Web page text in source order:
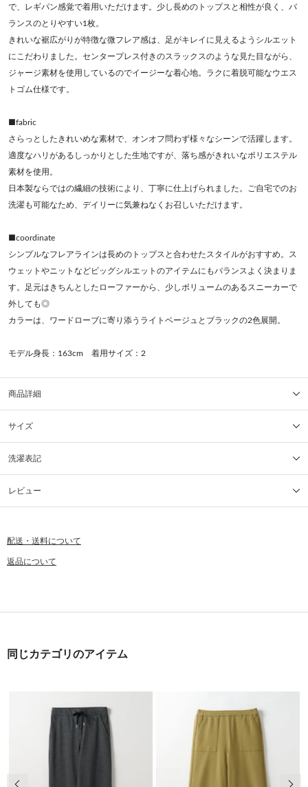
で、レギパン感覚で着用いただけます。少し長めのトップスと相性が良く、バ
ランスのとりやすい1枚。
きれいな裾広がりが特徴な微フレア感は、足がキレイに見えるようシルエット
にこだわりました。センタープレス付きのスラックスのような見た目ながら、
ジャージ素材を使用しているのでイージーな着心地。ラクに着脱可能なウエス
トゴム仕様です。
■fabric
さらっとしたきれいめな素材で、オンオフ問わず様々なシーンで活躍します。
適度なハリがあるしっかりとした生地ですが、落ち感がきれいなポリエステル
素材を使用。
日本製ならではの繊細の技術により、丁寧に仕上げられました。ご自宅でのお
洗濯も可能なため、デイリーに気兼ねなくお召しいただけます。
■coordinate
シンプルなフレアラインは長めのトップスと合わせたスタイルがおすすめ。ス
ウェットやニットなどビッグシルエットのアイテムにもバランスよく決まりま
す。足元はきちんとしたローファーから、少しボリュームのあるスニーカーで
外しても◎
カラーは、ワードローブに寄り添うライトベージュとブラックの2色展開。
モデル身長：163cm 着用サイズ：2
商品詳細
サイズ
洗濯表記
レビュー
配送・送料について
返品について
同じカテゴリのアイテム
前の画像